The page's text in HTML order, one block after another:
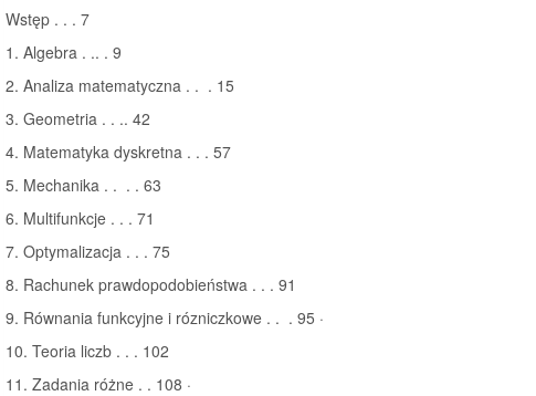
Wstęp . . . 7
1. Algebra . .. . 9
2. Analiza matematyczna . . . 15
3. Geometria . . .. 42
4. Matematyka dyskretna . . . 57
5. Mechanika . . . . 63
6. Multifunkcje . . . 71
7. Optymalizacja . . . 75
8. Rachunek prawdopodobieństwa . . . 91
9. Równania funkcyjne i rózniczkowe . . . 95 ·
10. Teoria liczb . . . 102
11. Zadania różne . . 108 ·